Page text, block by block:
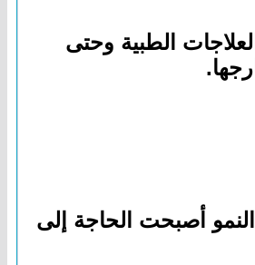
الطبية وحتى
أصبحت الحاجة إلى